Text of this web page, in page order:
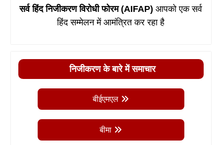
सर्व हिंद निजीकरण विरोधी फोरम (AIFAP)आपको एक सर्व
हिंद सम्मेलन में आमंत्रित कर रहा है
निजीकरण के बारे में समाचार
बीईएमएल
बीमा